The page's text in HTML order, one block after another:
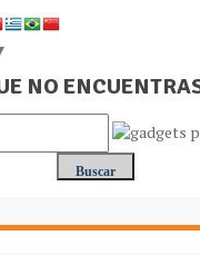
NO